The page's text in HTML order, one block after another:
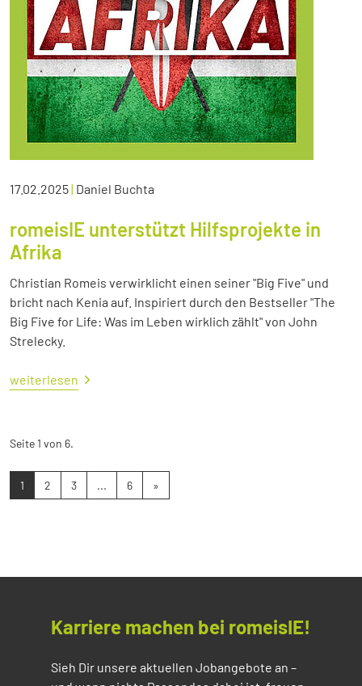
17.02.2025| Daniel Buchta
romeisIE unterstützt Hilfsprojekte in
Afrika
Christian Romeis verwirklicht einen seiner "Big Five" und
bricht nach Kenia auf. Inspiriert durch den Bestseller "The
Big Five for Life: Was im Leben wirklich zählt" von John
Strelecky.
weiterlesen
Seite 1 von 6.
1 2 3 ... 6 »
Karriere machen bei romeisIE!
Sieh Dir unsere aktuellen Jobangebote an –